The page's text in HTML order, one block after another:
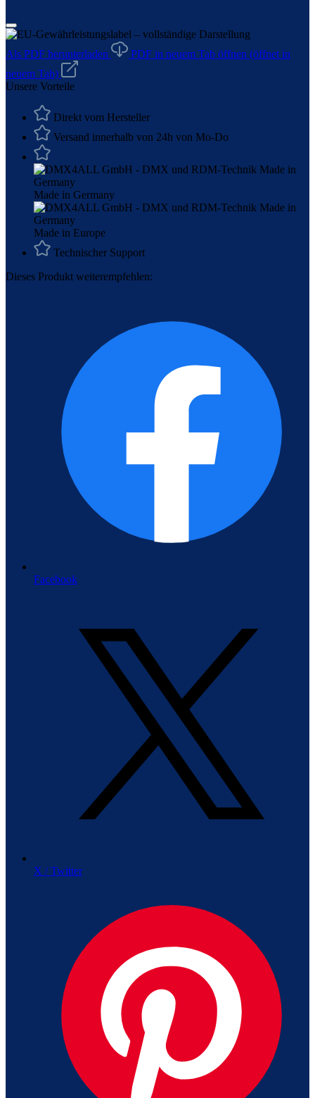
Als PDF herunterladen PDF in neuem Tab öffnen (öffnet in
neuem Tab)
Unsere Vorteile
Direkt vom Hersteller
Versand innerhalb von 24h von Mo-Do
Made in Germany
Made in Europe
Technischer Support
Dieses Produkt weiterempfehlen:
Facebook
X / Twitter